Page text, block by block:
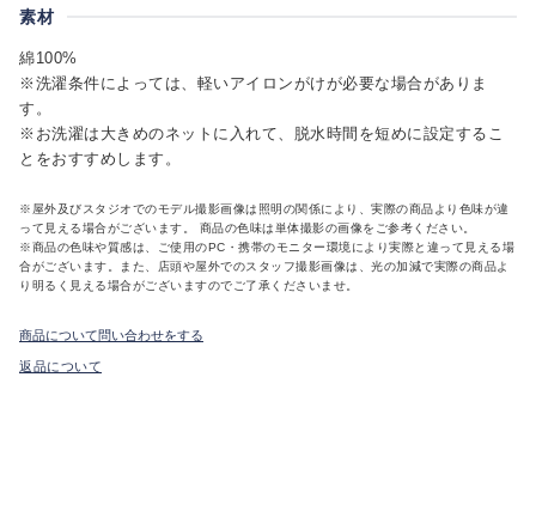
素材
綿100%
※洗濯条件によっては、軽いアイロンがけが必要な場合がありま
す。
※お洗濯は大きめのネットに入れて、脱水時間を短めに設定するこ
とをおすすめします。
※屋外及びスタジオでのモデル撮影画像は照明の関係により、実際の商品より色味が違
って見える場合がございます。 商品の色味は単体撮影の画像をご参考ください。
※商品の色味や質感は、ご使用のPC・携帯のモニター環境により実際と違って見える場
合がございます。また、店頭や屋外でのスタッフ撮影画像は、光の加減で実際の商品よ
り明るく見える場合がございますのでご了承くださいませ。
商品について問い合わせをする
返品について